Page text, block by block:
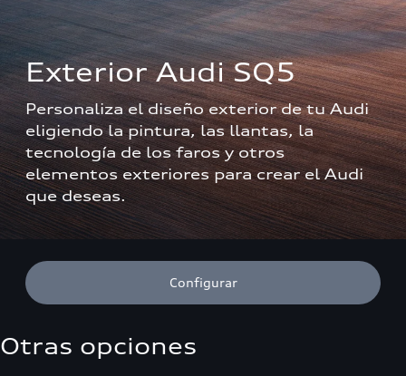
Exterior Audi SQ5
Personaliza el diseño exterior de tu Audi
eligiendo la pintura, las llantas, la
tecnología de los faros y otros
elementos exteriores para crear el Audi
que deseas.
Configurar
Otras opciones